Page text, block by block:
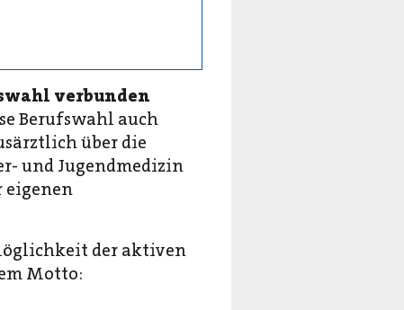
verbunden
Berufswahl auch
über die
und Jugendmedizin
eigenen
der aktiven
Motto: